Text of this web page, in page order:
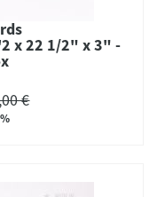
x 22 1/2" x 3" -
€